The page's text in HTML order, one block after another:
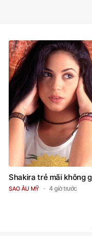
Shakira trẻ mãi không
SAO ÂU MỸ 4 giờ trước